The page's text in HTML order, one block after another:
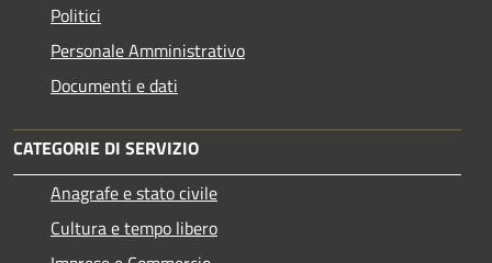
Politici
Personale Amministrativo
Documenti e dati
CATEGORIE DI SERVIZIO
Anagrafe e stato civile
Cultura e tempo libero